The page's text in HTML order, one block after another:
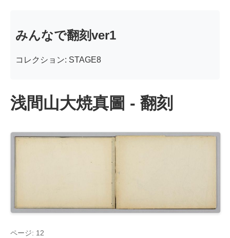
みんなで翻刻ver1
コレクション: STAGE8
浅間山大焼真圖 - 翻刻
ページ: 12